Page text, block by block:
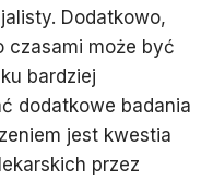
Dodatkowo,
czasami może być
bardziej
dodatkowe badania
jest kwestia
przez